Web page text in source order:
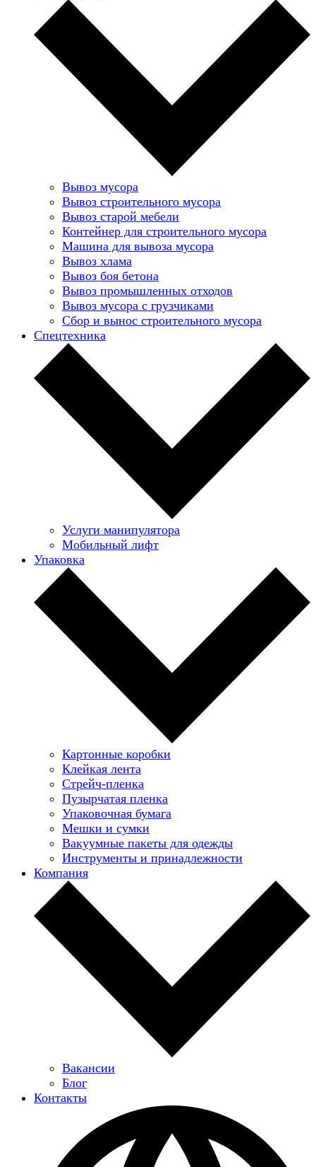
Вывоз мусора
Вывоз строительного мусора
Вывоз старой мебели
Контейнер для строительного мусора
Машина для вывоза мусора
Вывоз хлама
Вывоз боя бетона
Вывоз промышленных отходов
Вывоз мусора с грузчиками
Сбор и вынос строительного мусора
Спецтехника
Услуги манипулятора
Мобильный лифт
Упаковка
Картонные коробки
Клейкая лента
Стрейч-пленка
Пузырчатая пленка
Упаковочная бумага
Мешки и сумки
Вакуумные пакеты для одежды
Инструменты и принадлежности
Компания
Вакансии
Блог
Контакты